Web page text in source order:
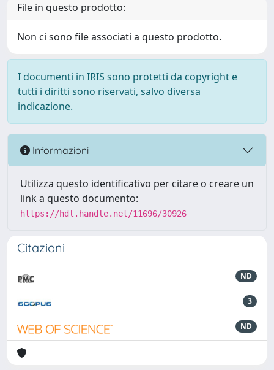
File in questo prodotto:
Non ci sono file associati a questo prodotto.
I documenti in IRIS sono protetti da copyright e
tutti i diritti sono riservati, salvo diversa
indicazione.
Informazioni
Utilizza questo identificativo per citare o creare un
link a questo documento:
https://hdl.handle.net/11696/30926
Citazioni
ND
3
ND